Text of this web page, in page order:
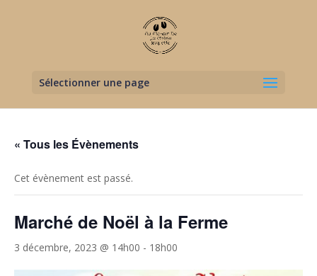
Sélectionner une page
« Tous les Évènements
Cet évènement est passé.
Marché de Noël à la Ferme
3 décembre, 2023 @ 14h00 - 18h00